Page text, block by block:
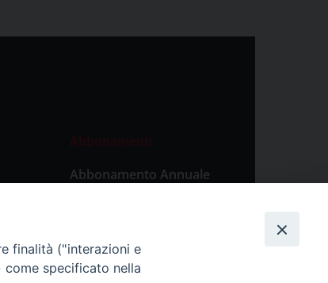
Abbonamenti
Abbonamento Annuale
Abbonamento Singola
finalità ("interazioni e
specificato nella